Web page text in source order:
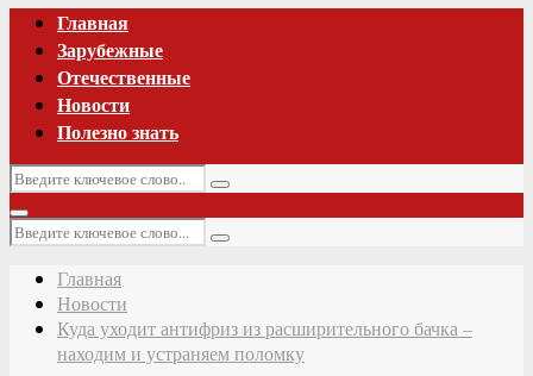
Главная
Зарубежные
Отечественные
Новости
Полезно знать
Искать:
Поиск
Основное
меню
Искать:
Поиск
Главная
Новости
Куда уходит антифриз из расширительного бачка –
находим и устраняем поломку